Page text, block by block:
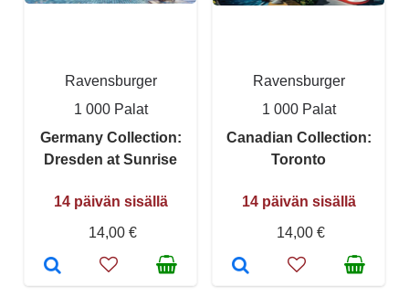
Ravensburger
1 000 Palat
Germany Collection:
Dresden at Sunrise
14 päivän sisällä
14,00 €
Ravensburger
1 000 Palat
Canadian Collection:
Toronto
14 päivän sisällä
14,00 €